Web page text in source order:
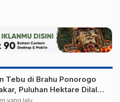
Tebu di Brahu Ponorogo
Puluhan Hektare Dilalap
yang lalu